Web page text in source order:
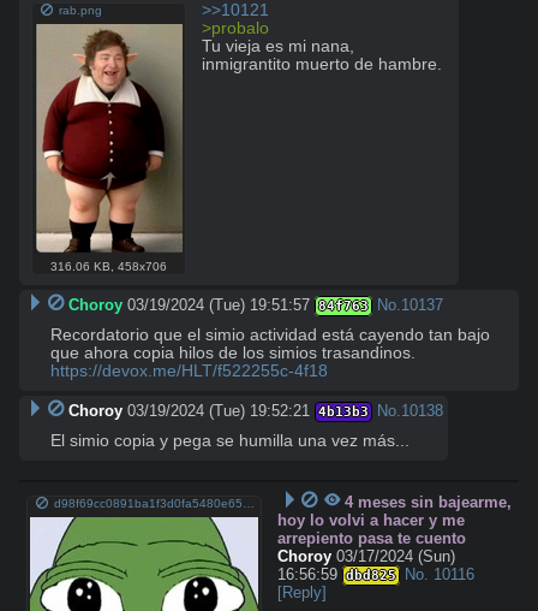
rab.png
316.06 KB,458x706
>>10121
>probalo
Tu vieja es mi nana,
inmigrantito muerto de hambre.
Choroy 03/19/2024 (Tue) 19:51:57 84f763 No. 10137
Recordatorio que el simio actividad está cayendo tan bajo
https://devox.me/HLT/f522255c-4f18
Choroy 03/19/2024 (Tue) 19:52:21 4b13b3 No. 10138
El simio copia y pega se humilla una vez más...
4 meses sin bajearme,
hoy lo volvi a hacer y me
arrepiento pasa te cuento
Choroy 03/17/2024 (Sun)
16:56:59 dbd825 No. 10116
[Reply]